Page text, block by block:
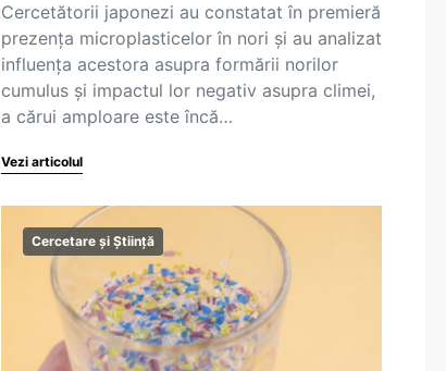
Cercetătorii japonezi au constatat în premieră
prezenţa microplasticelor în nori şi au analizat
influenţa acestora asupra formării norilor
cumulus şi impactul lor negativ asupra climei,
a cărui amploare este încă…
Vezi articolul
Cercetare și Știință